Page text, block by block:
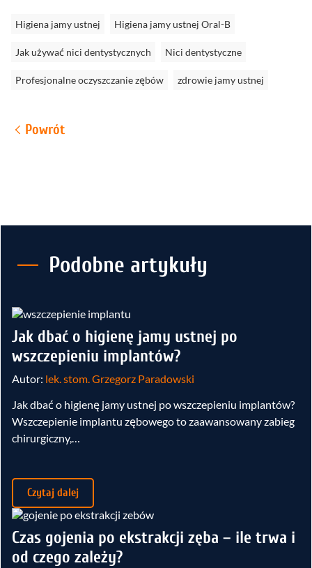
Higiena jamy ustnej Higiena jamy ustnej Oral-B
Jak używać nici dentystycznych Nici dentystyczne
Profesjonalne oczyszczanie zębów zdrowie jamy ustnej
Powrót
Podobne artykuły
Jak dbać o higienę jamy ustnej po
wszczepieniu implantów?
Autor: lek. stom. Grzegorz Paradowski
Jak dbać o higienę jamy ustnej po wszczepieniu implantów?
Wszczepienie implantu zębowego to zaawansowany zabieg
chirurgiczny,…
Czytaj dalej
Czas gojenia po ekstrakcji zęba – ile trwa i
od czego zależy?